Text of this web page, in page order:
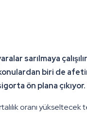
sarılmaya
biri de
ön plana çıkıyor.
oranı yükseltecek